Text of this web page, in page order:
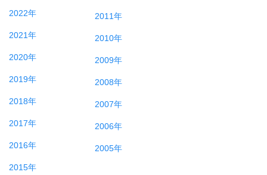
2022年
2021年
2020年
2019年
2018年
2017年
2016年
2015年
2011年
2010年
2009年
2008年
2007年
2006年
2005年